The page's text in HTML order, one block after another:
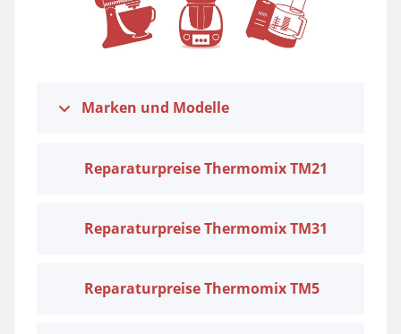
Marken und Modelle
Reparaturpreise Thermomix TM21
Reparaturpreise Thermomix TM31
Reparaturpreise Thermomix TM5